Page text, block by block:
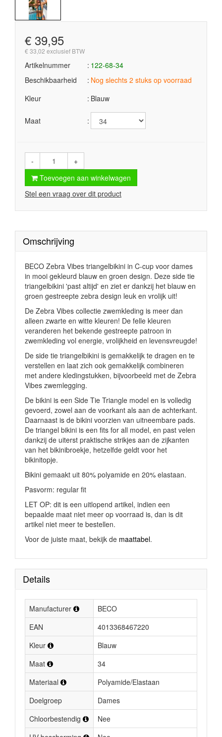
€ 39,95
€ 33,02 exclusief BTW
Artikelnummer
122-68-34
Beschikbaarheid
Nog slechts 2 stuks op voorraad
Kleur
Blauw
Maat
-
+
Toevoegen aan winkelwagen
Stel een vraag over dit product
Omschrijving
BECO Zebra Vibes triangelbikini in C-cup voor dames
in mooi gekleurd blauw en groen design. Deze side tie
triangelbikini 'past altijd' en ziet er dankzij het blauw en
groen gestreepte zebra design leuk en vrolijk uit!
De Zebra Vibes collectie zwemkleding is meer dan
alleen zwarte en witte kleuren! De felle kleuren
veranderen het bekende gestreepte patroon in
zwemkleding vol energie, vrolijkheid en levensvreugde!
De side tie triangelbikini is gemakkelijk te dragen en te
verstellen en laat zich ook gemakkelijk combineren
met andere kledingstukken, bijvoorbeeld met de Zebra
Vibes zwemlegging.
De bikini is een Side Tie Triangle model en is volledig
gevoerd, zowel aan de voorkant als aan de achterkant.
Daarnaast is de bikini voorzien van uitneembare pads.
De triangel bikini is een fits for all model, en past velen
dankzij de uiterst praktische strikjes aan de zijkanten
van het bikinibroekje, hetzelfde geldt voor het
bikinitopje.
Bikini gemaakt uit 80% polyamide en 20% elastaan.
Pasvorm: regular fit
LET OP: dit is een uitlopend artikel, indien een
bepaalde maat niet meer op voorraad is, dan is dit
artikel niet meer te bestellen.
Voor de juiste maat, bekijk de maattabel.
Details
Manufacturer
BECO
EAN
4013368467220
Kleur
Blauw
Maat
34
Materiaal
Polyamide/Elastaan
Doelgroep
Dames
Chloorbestendig
Nee